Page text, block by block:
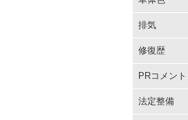
排気
修復歴
PRコメント
法定整備